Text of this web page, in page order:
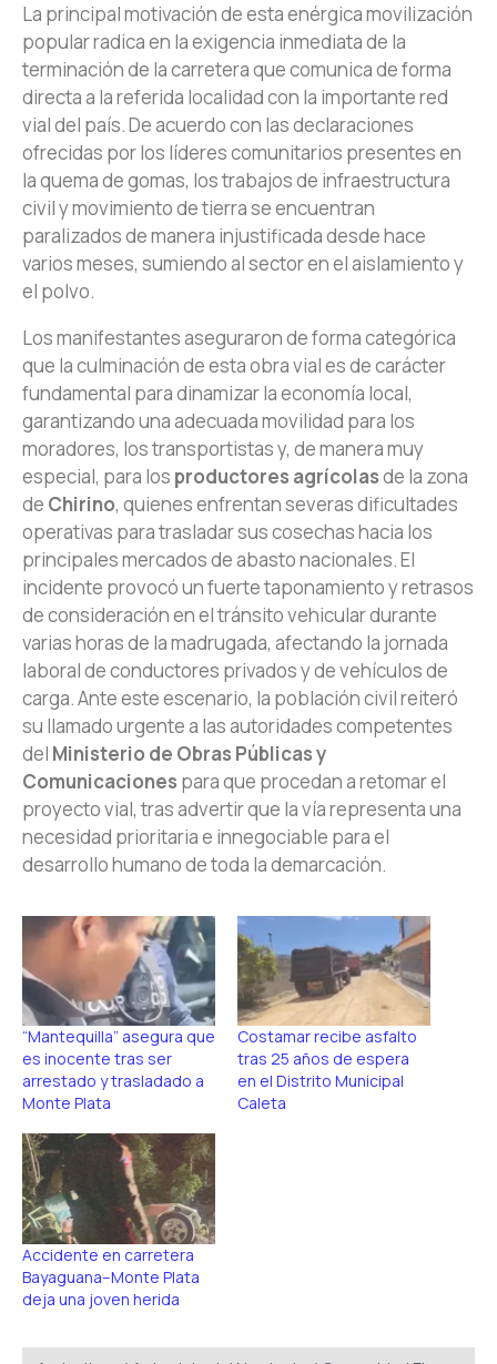
La principal motivación de esta enérgica movilización
popular radica en la exigencia inmediata de la
terminación de la carretera que comunica de forma
directa a la referida localidad con la importante red
vial del país. De acuerdo con las declaraciones
ofrecidas por los líderes comunitarios presentes en
la quema de gomas, los trabajos de infraestructura
civil y movimiento de tierra se encuentran
paralizados de manera injustificada desde hace
varios meses, sumiendo al sector en el aislamiento y
el polvo.
Los manifestantes aseguraron de forma categórica
que la culminación de esta obra vial es de carácter
fundamental para dinamizar la economía local,
garantizando una adecuada movilidad para los
moradores, los transportistas y, de manera muy
especial, para los productores agrícolasde la zona
de Chirino, quienes enfrentan severas dificultades
operativas para trasladar sus cosechas hacia los
principales mercados de abasto nacionales. El
incidente provocó un fuerte taponamiento y retrasos
de consideración en el tránsito vehicular durante
varias horas de la madrugada, afectando la jornada
laboral de conductores privados y de vehículos de
carga. Ante este escenario, la población civil reiteró
su llamado urgente a las autoridades competentes
del Ministerio de Obras Públicas y
Comunicaciones para que procedan a retomar el
proyecto vial, tras advertir que la vía representa una
necesidad prioritaria e innegociable para el
desarrollo humano de toda la demarcación.
“Mantequilla” asegura que
es inocente tras ser
arrestado y trasladado a
Monte Plata
Costamar recibe asfalto
tras 25 años de espera
en el Distrito Municipal
Caleta
Accidente en carretera
Bayaguana–Monte Plata
deja una joven herida